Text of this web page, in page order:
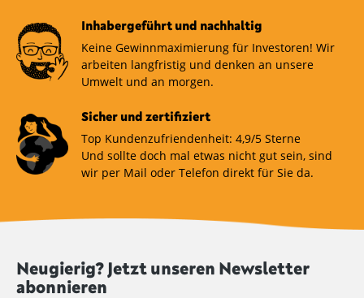
Inhabergeführt und nachhaltig
Keine Gewinnmaximierung für Investoren! Wir
arbeiten langfristig und denken an unsere
Umwelt und an morgen.
Sicher und zertifiziert
Top Kundenzufriendenheit: 4,9/5 Sterne
Und sollte doch mal etwas nicht gut sein, sind
wir per Mail oder Telefon direkt für Sie da.
Neugierig? Jetzt unseren Newsletter
abonnieren